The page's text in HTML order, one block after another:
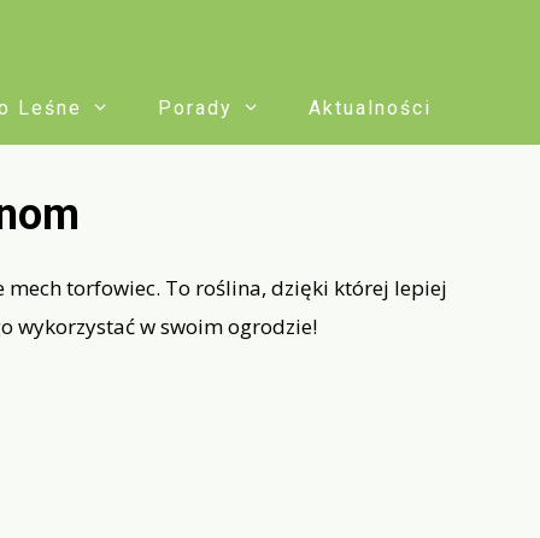
Leśne Porady Aktualności
torfowiec. To roślina, dzięki której lepiej
wykorzystać w swoim ogrodzie!